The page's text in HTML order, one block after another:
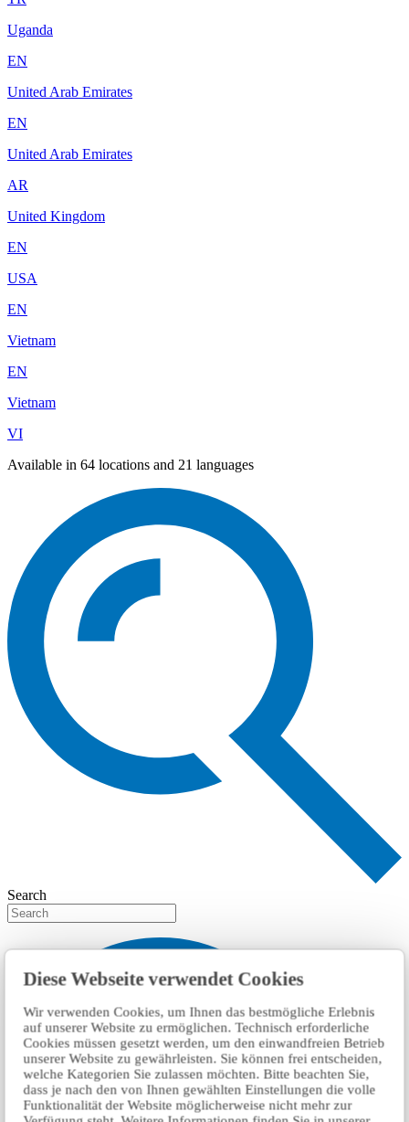
Diese Webseite verwendet Cookies
Wir verwenden Cookies, um Ihnen das bestmögliche Erlebnis
auf unserer Website zu ermöglichen. Technisch erforderliche
Cookies müssen gesetzt werden, um den einwandfreien Betrieb
unserer Website zu gewährleisten. Sie können frei entscheiden,
welche Kategorien Sie zulassen möchten. Bitte beachten Sie,
dass je nach den von Ihnen gewählten Einstellungen die volle
Funktionalität der Website möglicherweise nicht mehr zur
Uganda
EN
United Arab Emirates
EN
United Arab Emirates
AR
United Kingdom
EN
USA
EN
Vietnam
EN
Vietnam
VI
Available in 64 locations and 21 languages
Search